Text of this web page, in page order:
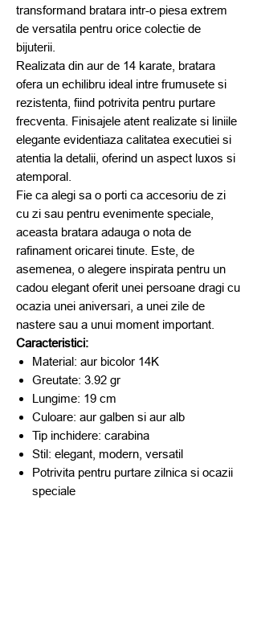
transformand bratara intr-o piesa extrem
de versatila pentru orice colectie de
bijuterii.
Realizata din aur de 14 karate, bratara
ofera un echilibru ideal intre frumusete si
rezistenta, fiind potrivita pentru purtare
frecventa. Finisajele atent realizate si liniile
elegante evidentiaza calitatea executiei si
atentia la detalii, oferind un aspect luxos si
atemporal.
Fie ca alegi sa o porti ca accesoriu de zi
cu zi sau pentru evenimente speciale,
aceasta bratara adauga o nota de
rafinament oricarei tinute. Este, de
asemenea, o alegere inspirata pentru un
cadou elegant oferit unei persoane dragi cu
ocazia unei aniversari, a unei zile de
nastere sau a unui moment important.
Caracteristici:
Material: aur bicolor 14K
Greutate: 3.92 gr
Lungime: 19 cm
Culoare: aur galben si aur alb
Tip inchidere: carabina
Stil: elegant, modern, versatil
Potrivita pentru purtare zilnica si ocazii
speciale